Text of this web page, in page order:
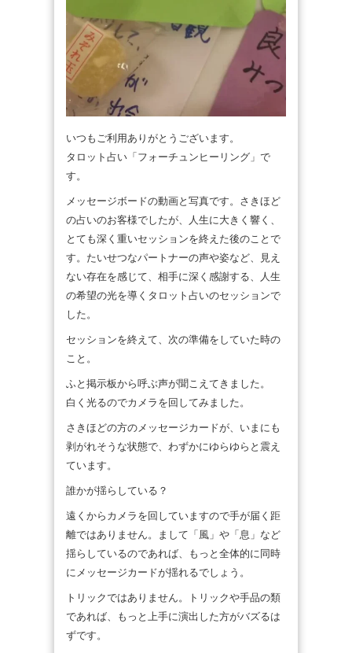
いつもご利用ありがとうございます。
タロット占い「フォーチュンヒーリング」で
す。
メッセージボードの動画と写真です。さきほど
の占いのお客様でしたが、人生に大きく響く、
とても深く重いセッションを終えた後のことで
す。たいせつなパートナーの声や姿など、見え
ない存在を感じて、相手に深く感謝する、人生
の希望の光を導くタロット占いのセッションで
した。
セッションを終えて、次の準備をしていた時の
こと。
ふと掲示板から呼ぶ声が聞こえてきました。
白く光るのでカメラを回してみました。
さきほどの方のメッセージカードが、いまにも
剥がれそうな状態で、わずかにゆらゆらと震え
ています。
誰かが揺らしている？
遠くからカメラを回していますので手が届く距
離ではありません。まして「風」や「息」など
揺らしているのであれば、もっと全体的に同時
にメッセージカードが揺れるでしょう。
トリックではありません。トリックや手品の類
であれば、もっと上手に演出した方がバズるは
ずです。